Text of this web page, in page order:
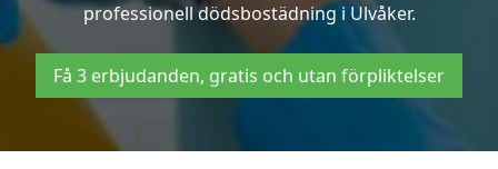
professionell dödsbostädning i Ulvåker.
Få 3 erbjudanden, gratis och utan förpliktelser